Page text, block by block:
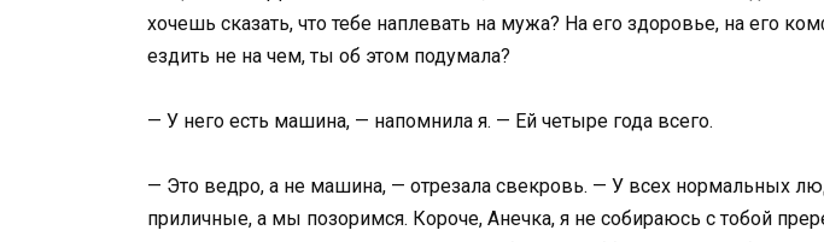
хочешь сказать, что тебе наплевать на мужа? На его здоровье, на его
ездить не на чем, ты об этом подумала?
— У него есть машина, — напомнила я. — Ей четыре года всего.
— Это ведро, а не машина, — отрезала свекровь. — У всех нормальных
приличные, а мы позоримся. Короче, Анечка, я не собираюсь с тобой